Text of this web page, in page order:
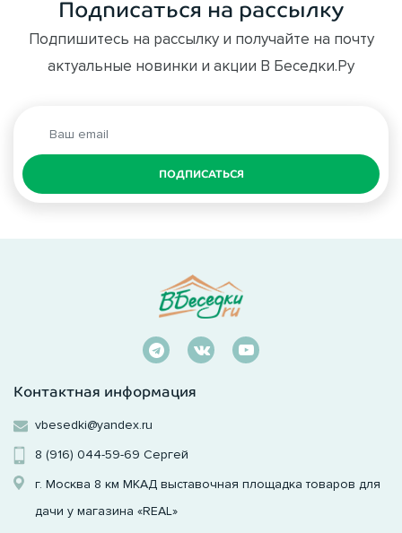
Подписаться на рассылку
Подпишитесь на рассылку и получайте на почту
актуальные новинки и акции В Беседки.Ру
ПОДПИСАТЬСЯ
Контактная информация
vbesedki@yandex.ru
8 (916) 044-59-69 Сергей
г. Москва 8 км МКАД выставочная площадка товаров для
дачи у магазина «REAL»